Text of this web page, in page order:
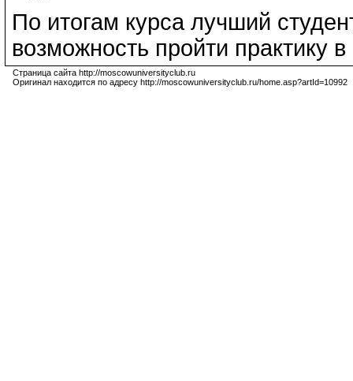
По итогам курса лучший
возможность пройти практику
Страница сайта http://moscowuniversityclub.ru
Оригинал находится по адресу http://moscowuniversityclub.ru/home.asp?artId=10992